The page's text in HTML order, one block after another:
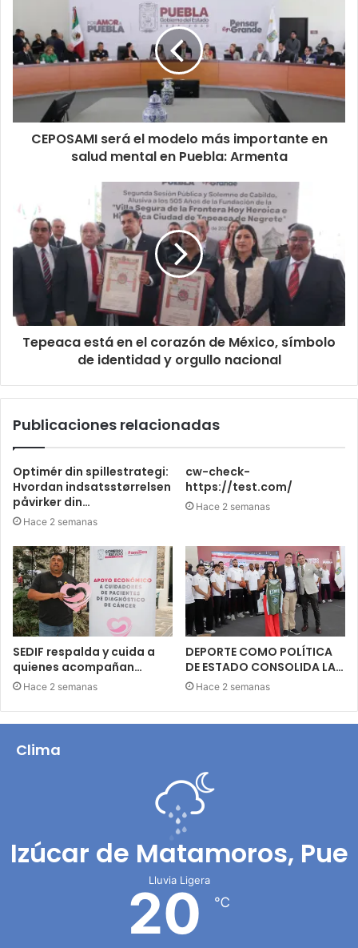
CEPOSAMI será el modelo más importante en
salud mental en Puebla: Armenta
Tepeaca está en el corazón de México, símbolo
de identidad y orgullo nacional
Publicaciones relacionadas
Optimér din spillestrategi:
Hvordan indsatsstørrelsen
påvirker din…
Hace 2 semanas
cw-check-
https://test.com/
Hace 2 semanas
SEDIF respalda y cuida a
quienes acompañan…
Hace 2 semanas
DEPORTE COMO POLÍTICA
DE ESTADO CONSOLIDA LA…
Hace 2 semanas
Clima
Izúcar de Matamoros, Pue
Lluvia Ligera
20 ℃